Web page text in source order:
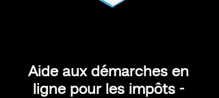
Aide aux démarches en
ligne pour les impôts -